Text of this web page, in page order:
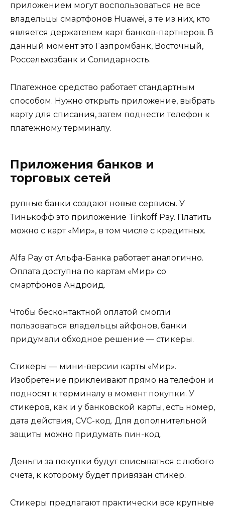
приложением могут воспользоваться не все
владельцы смартфонов Huawei, а те из них, кто
является держателем карт банков-партнеров. В
данный момент это Газпромбанк, Восточный,
Россельхозбанк и Солидарность.
Платежное средство работает стандартным
способом. Нужно открыть приложение, выбрать
карту для списания, затем поднести телефон к
платежному терминалу.
Приложения банков и
торговых сетей
рупные банки создают новые сервисы. У
Тинькофф это приложение Tinkoff Pay. Платить
можно с карт «Мир», в том числе с кредитных.
Alfa Pay от Альфа-Банка работает аналогично.
Оплата доступна по картам «Мир» со
смартфонов Андроид.
Чтобы бесконтактной оплатой смогли
пользоваться владельцы айфонов, банки
придумали обходное решение — стикеры.
Стикеры — мини-версии карты «Мир».
Изобретение приклеивают прямо на телефон и
подносят к терминалу в момент покупки. У
стикеров, как и у банковской карты, есть номер,
дата действия, CVC-код. Для дополнительной
защиты можно придумать пин-код.
Деньги за покупки будут списываться с любого
счета, к которому будет привязан стикер.
Стикеры предлагают практически все крупные